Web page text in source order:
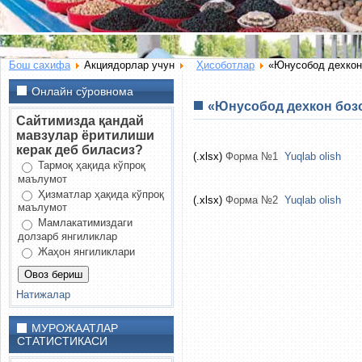
Бош сахифа Акциядорлар учун Ҳисоботлар «Юнусобод
Онлайн сўровнома
Сайтимизда қандай
мавзулар ёритилиши
керак деб биласиз?
Тармоқ ҳақида кўпроқ
маълумот
Ҳизматлар ҳақида кўпроқ
маълумот
Мамлакатимиздаги
долзарб янгиликлар
Жаҳон янгиликлари
Натижалар
МУРОЖААТЛАР
СТАТИСТИКАСИ
«Юнусобод дехкон
(.xlsx) Форма №1 Yuqlab olish
(.xlsx) Форма №2 Yuqlab olish